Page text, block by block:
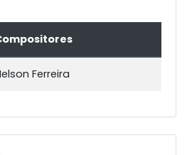
Ferreira